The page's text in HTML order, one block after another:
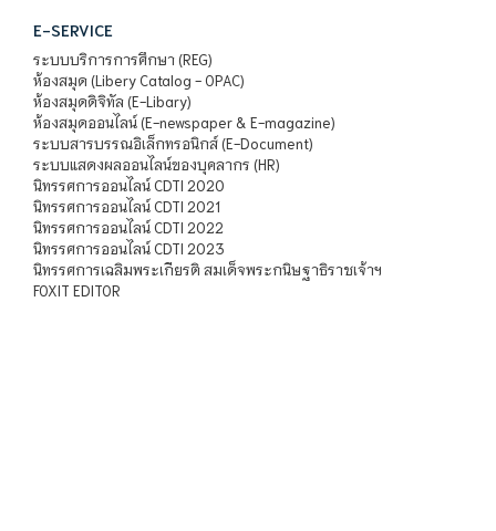
E-SERVICE
ระบบบริการการศึกษา (REG)
ห้องสมุด (Libery Catalog - OPAC)
ห้องสมุดดิจิทัล (E-Libary)
ห้องสมุดออนไลน์ (E-newspaper & E-magazine)
ระบบสารบรรณอิเล็กทรอนิกส์ (E-Document)
ระบบแสดงผลออนไลน์ของบุคลากร (HR)
นิทรรศการออนไลน์ CDTI 2020
นิทรรศการออนไลน์ CDTI 2021
นิทรรศการออนไลน์ CDTI 2022
นิทรรศการออนไลน์ CDTI 2023
นิทรรศการเฉลิมพระเกียรติ สมเด็จพระกนิษฐาธิราชเจ้าฯ
FOXIT EDITOR